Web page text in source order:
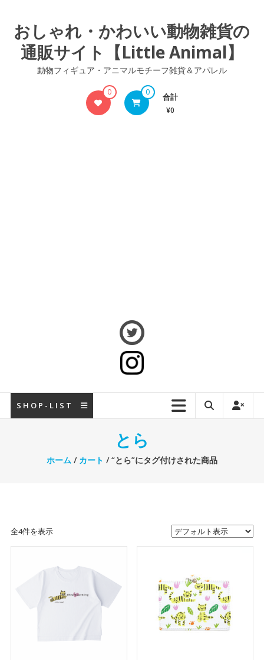
おしゃれ・かわいい動物雑貨の
通販サイト【Little Animal】
動物フィギュア・アニマルモチーフ雑貨＆アパレル
0 0 合計
¥0
S H O P - L I S T
とら
ホーム/ カート / “とら”にタグ付けされた商品
全4件を表示